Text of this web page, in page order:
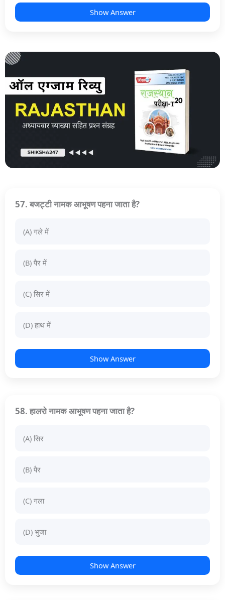
Show Answer
57. बजट्टी नामक आभूषण पहना जाता है?
(A) गले में
(B) पैर में
(C) सिर में
(D) हाथ में
Show Answer
58. हालरो नामक आभूषण पहना जाता है?
(A) सिर
(B) पैर
(C) गला
(D) भुजा
Show Answer